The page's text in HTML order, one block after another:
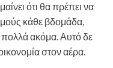
ότι θα πρέπει να
κάθε βδομάδα,
πολλά ακόμα. Αυτό δε
στον αέρα.